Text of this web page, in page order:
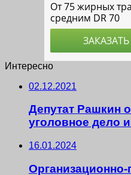
Интересно
02.12.2021
Депутат Рашкин
уголовное дело
16.01.2024